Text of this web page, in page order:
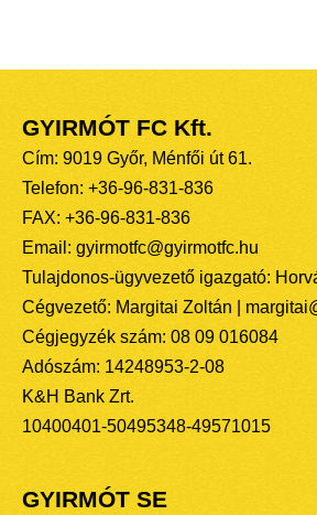
GYIRMÓT FC Kft.
Cím: 9019 Győr, Ménfői út 61.
Telefon: +36-96-831-836
FAX: +36-96-831-836
Email: gyirmotfc@gyirmotfc.hu
Tulajdonos-ügyvezető igazgató:
Cégvezető: Margitai Zoltán |
Cégjegyzék szám: 08 09 016084
Adószám: 14248953-2-08
K&H Bank Zrt.
10400401-50495348-49571015
GYIRMÓT SE